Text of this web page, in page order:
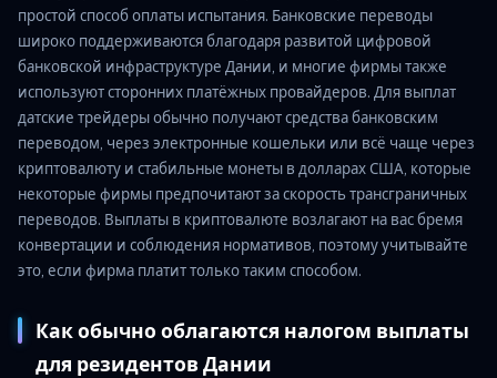
простой способ оплаты испытания. Банковские переводы
широко поддерживаются благодаря развитой цифровой
банковской инфраструктуре Дании, и многие фирмы также
используют сторонних платёжных провайдеров. Для выплат
датские трейдеры обычно получают средства банковским
переводом, через электронные кошельки или всё чаще через
криптовалюту и стабильные монеты в долларах США, которые
некоторые фирмы предпочитают за скорость трансграничных
переводов. Выплаты в криптовалюте возлагают на вас бремя
конвертации и соблюдения нормативов, поэтому учитывайте
это, если фирма платит только таким способом.
Как обычно облагаются налогом выплаты
для резидентов Дании